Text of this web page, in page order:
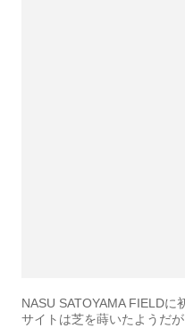
NASU SATOYAMA FIELDに
サイトは芝を蒔いたようだ